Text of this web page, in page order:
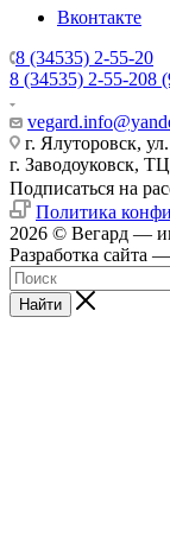
Вконтакте
8 (34535) 2-55-20
8 (34535) 2-55-208
г. Ялуторовск,
г. Заводоуковск,
Подписаться на
Политика
2026 © Вегард —
Разработка сайта —
Найти